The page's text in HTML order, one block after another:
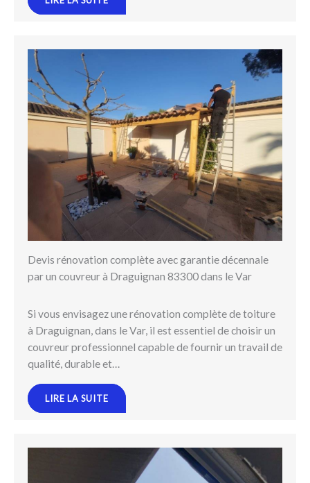
Devis rénovation complète avec garantie décennale
par un couvreur à Draguignan 83300 dans le Var
Si vous envisagez une rénovation complète de toiture
à Draguignan, dans le Var, il est essentiel de choisir un
couvreur professionnel capable de fournir un travail de
qualité, durable et…
LIRE LA SUITE